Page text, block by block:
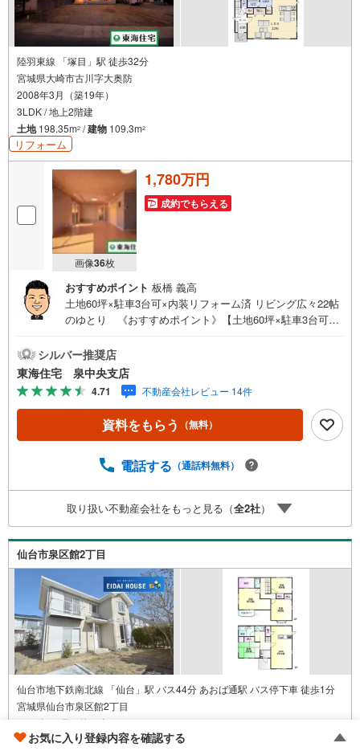
2.＜経験豊富なスタッフ＞
当社では【購入】【売却】【引っ越し】【リフォーム】など住宅に関する
様々なご質問はもちろん、ご購入時に気になる住宅ローン各種税金につい
ても、誠心誠意ご説明させて頂きます。
各店舗ではキッズスペースも完備！お子様連れのご家族様で是非お越しく
ださい。
営業時間:10:00～18:00（定休日火・水曜日※店舗により変動あり）
現地のご案内も可能ですので、どうぞお気軽にお問い合わせください！
陸羽東線 「塚目」駅 徒歩32分
宮城県大崎市古川字大奥防
2008年3月（築19年）
3LDK / 地上2階建
土地198.35m2 /建物 109.3m2
リフォーム
画像36枚
1,780万円
成約でもらえる
おすすめポイント 板橋 義高
土地60坪×駐車3台可×内装リフォーム済 リビング広々22帖
のゆとり 《おすすめポイント》【土地60坪×駐車3台可×
ニングキッチンが魅力の3LDK住宅。リビングダイニングは
22帖の開放的な空間で、家族が自然と集まる快適なリビン
グです。全居室6帖以上＆収納付きでお部屋もすっきり使え
ます。《ご予約・ご案内について》お仕事終わりや、ご出
勤前などの早朝・夜間の営業時間外でもあなたのご要望に
合わせて、ご対応させて頂きます！《ご相談・ご案内の目
合せ 約1時間お家の見学 約1時間～約2時間 ※1件～3件
シルバー推奨店
東海住宅 泉中央支店
4.71 不動産会社レビュー 14件
資料をもらう （無料）
電話する （通話料無料）
取り扱い不動産会社をもっと見る（全2社）
仙台市泉区館2丁目
仙台市地下鉄南北線 「仙台」駅 バス44分 あおば通駅 バス停下車 徒歩1分
宮城県仙台市泉区館2丁目
1987年12月（築39年）
4LDK / 地上2階建
お気に入り登録内容を確認する